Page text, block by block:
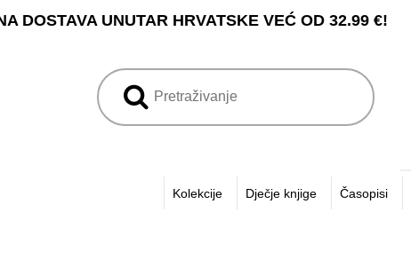
DOSTAVA UNUTAR HRVATSKE VEĆ OD 32.99 €!
Kolekcije Dječje knjige Časopisi